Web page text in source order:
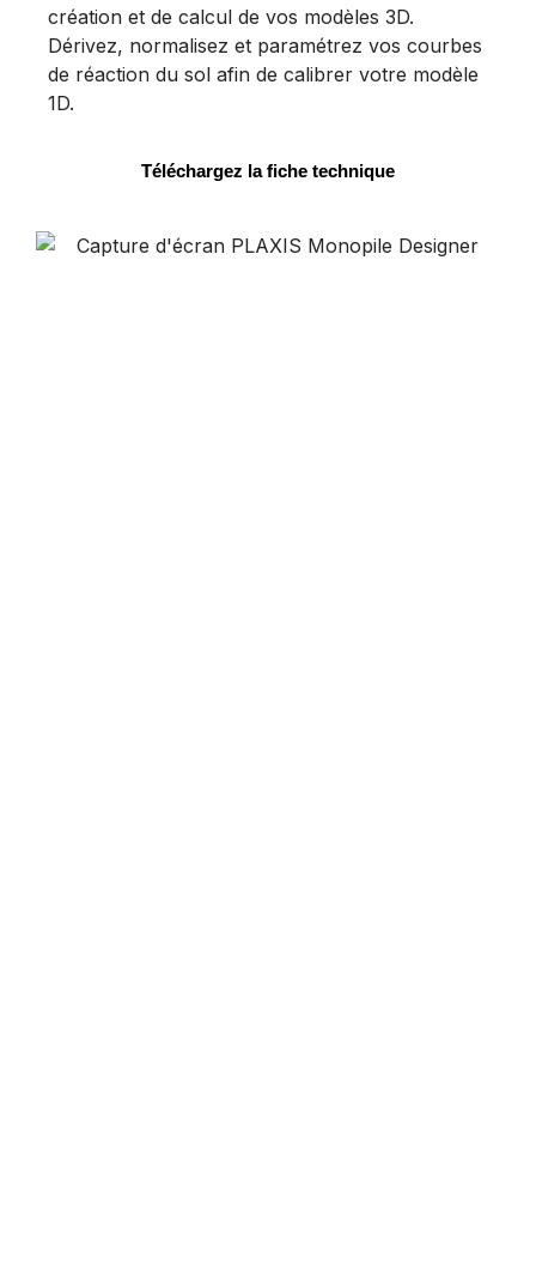
création et de calcul de vos modèles 3D.
Dérivez, normalisez et paramétrez vos courbes
de réaction du sol afin de calibrer votre modèle
1D.
Téléchargez la fiche technique